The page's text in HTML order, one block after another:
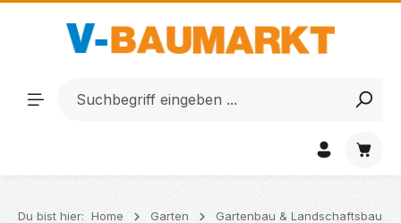
Zum Hauptinhalt springen
Du bist hier: Home Garten
Gartenbau & Landschaftsbau